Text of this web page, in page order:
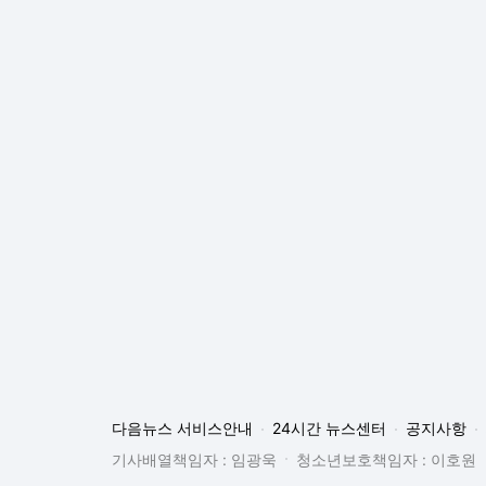
다음뉴스 서비스안내 24시간 뉴스센터 공지사항
기사배열책임자 : 임광욱
청소년보호책임자 : 이호원